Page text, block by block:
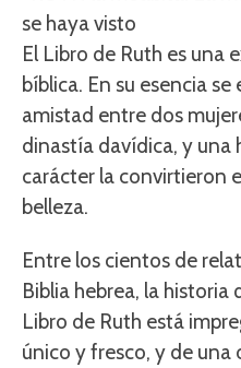
se haya visto
El Libro de Ruth es una
bíblica. En su esencia
amistad entre dos
dinastía davídica, y una
carácter la convirtieron
belleza.
Entre los cientos de
Biblia hebrea, la historia
Libro de Ruth está
único y fresco, y de una